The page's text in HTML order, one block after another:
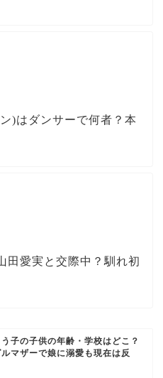
)はダンサーで何者？本
田愛実と交際中？馴れ初
子の子供の年齢・学校はどこ？
マザーで娘に溺愛も現在は反